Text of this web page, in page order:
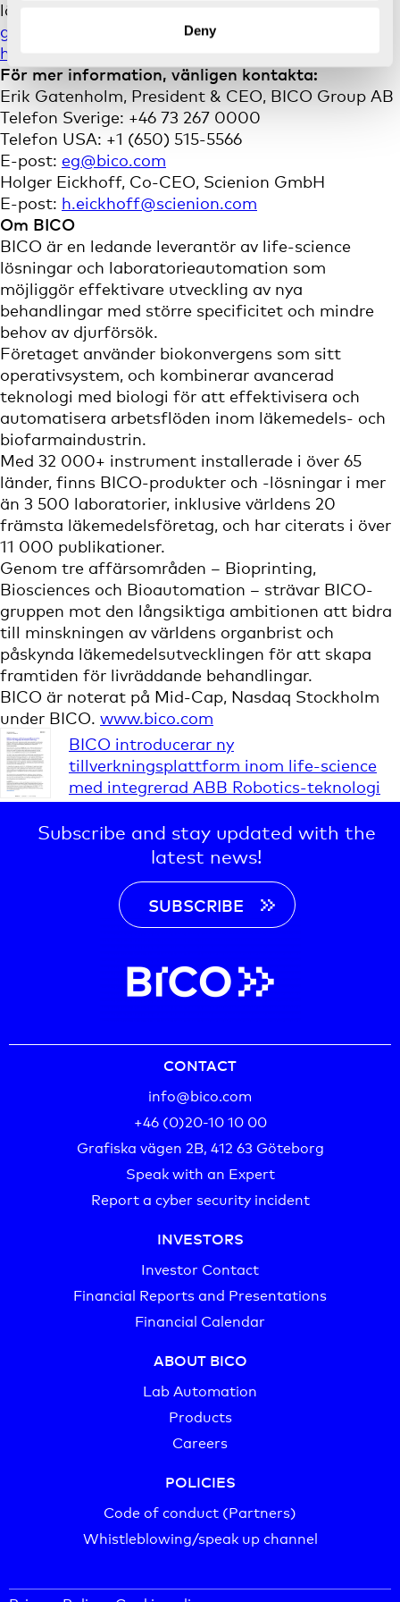
Deny
länder.
go.abb/robotics
http://www.abb.com/
För mer information, vänligen kontakta:
Erik Gatenholm, President & CEO, BICO Group AB
Telefon Sverige: +46 73 267 0000
Telefon USA: +1 (650) 515-5566
E-post: eg@bico.com
Holger Eickhoff, Co-CEO, Scienion GmbH
E-post: h.eickhoff@scienion.com
Om BICO
BICO är en ledande leverantör av life-science
lösningar och laboratorieautomation som
möjliggör effektivare utveckling av nya
behandlingar med större specificitet och mindre
behov av djurförsök.
Företaget använder biokonvergens som sitt
operativsystem, och kombinerar avancerad
teknologi med biologi för att effektivisera och
automatisera arbetsflöden inom läkemedels- och
biofarmaindustrin.
Med 32 000+ instrument installerade i över 65
länder, finns BICO-produkter och -lösningar i mer
än 3 500 laboratorier, inklusive världens 20
främsta läkemedelsföretag, och har citerats i över
11 000 publikationer.
Genom tre affärsområden – Bioprinting,
Biosciences och Bioautomation – strävar BICO-
gruppen mot den långsiktiga ambitionen att bidra
till minskningen av världens organbrist och
påskynda läkemedelsutvecklingen för att skapa
framtiden för livräddande behandlingar.
BICO är noterat på Mid-Cap, Nasdaq Stockholm
under BICO. www.bico.com
BICO introducerar ny
tillverkningsplattform inom life-science
med integrerad ABB Robotics-teknologi
Subscribe and stay updated with the
latest news!
SUBSCRIBE
CONTACT
info@bico.com
+46 (0)20-10 10 00‬
Grafiska vägen 2B, 412 63 Göteborg
Speak with an Expert
Report a cyber security incident
INVESTORS
Investor Contact
Financial Reports and Presentations
Financial Calendar
ABOUT BICO
Lab Automation
Products
Careers
POLICIES
Code of conduct (Partners)
Whistleblowing/speak up channel